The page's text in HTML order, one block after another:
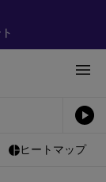
ヒートマップ